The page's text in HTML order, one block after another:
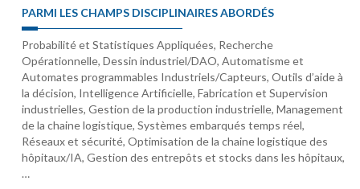
PARMI LES CHAMPS DISCIPLINAIRES ABORDÉS
Probabilité et Statistiques Appliquées, Recherche
Opérationnelle, Dessin industriel/DAO, Automatisme et
Automates programmables Industriels/Capteurs, Outils d’aide à
la décision, Intelligence Artificielle, Fabrication et Supervision
industrielles, Gestion de la production industrielle, Management
de la chaine logistique, Systèmes embarqués temps réel,
Réseaux et sécurité, Optimisation de la chaine logistique des
hôpitaux/IA, Gestion des entrepôts et stocks dans les hôpitaux,
…